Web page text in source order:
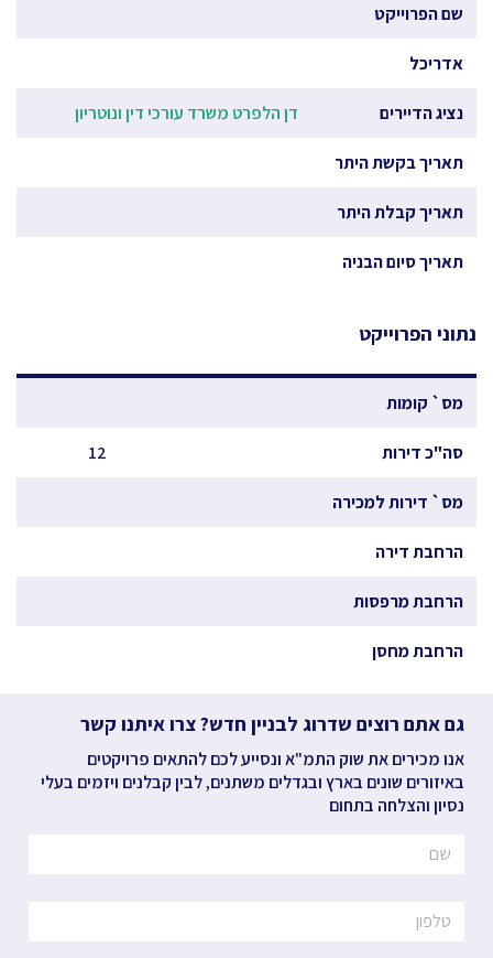
שם הפרוייקט
אדריכל
נציג הדיירים דן הלפרט משרד עורכי דין ונוטריון
תאריך בקשת היתר
תאריך קבלת היתר
תאריך סיום הבניה
נתוני הפרוייקט
מס` קומות
סה"כ דירות 12
מס` דירות למכירה
הרחבת דירה
הרחבת מרפסות
הרחבת מחסן
גם אתם רוצים שדרוג לבניין חדש? צרו איתנו קשר
אנו מכירים את שוק התמ"א ונסייע לכם להתאים פרויקטים
באיזורים שונים בארץ ובגדלים משתנים, לבין קבלנים ויזמים בעלי
נסיון והצלחה בתחום